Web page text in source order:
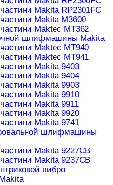
Makita RP2301FC
Makita M3600
Maktec MT362
шлифмашины Makita
Maktec MT940
Maktec MT941
Makita 9403
Makita 9404
Makita 9903
Makita 9910
Makita 9911
Makita 9920
Makita 9741
шлифмашины
Makita 9227CB
Makita 9237CB
вибро